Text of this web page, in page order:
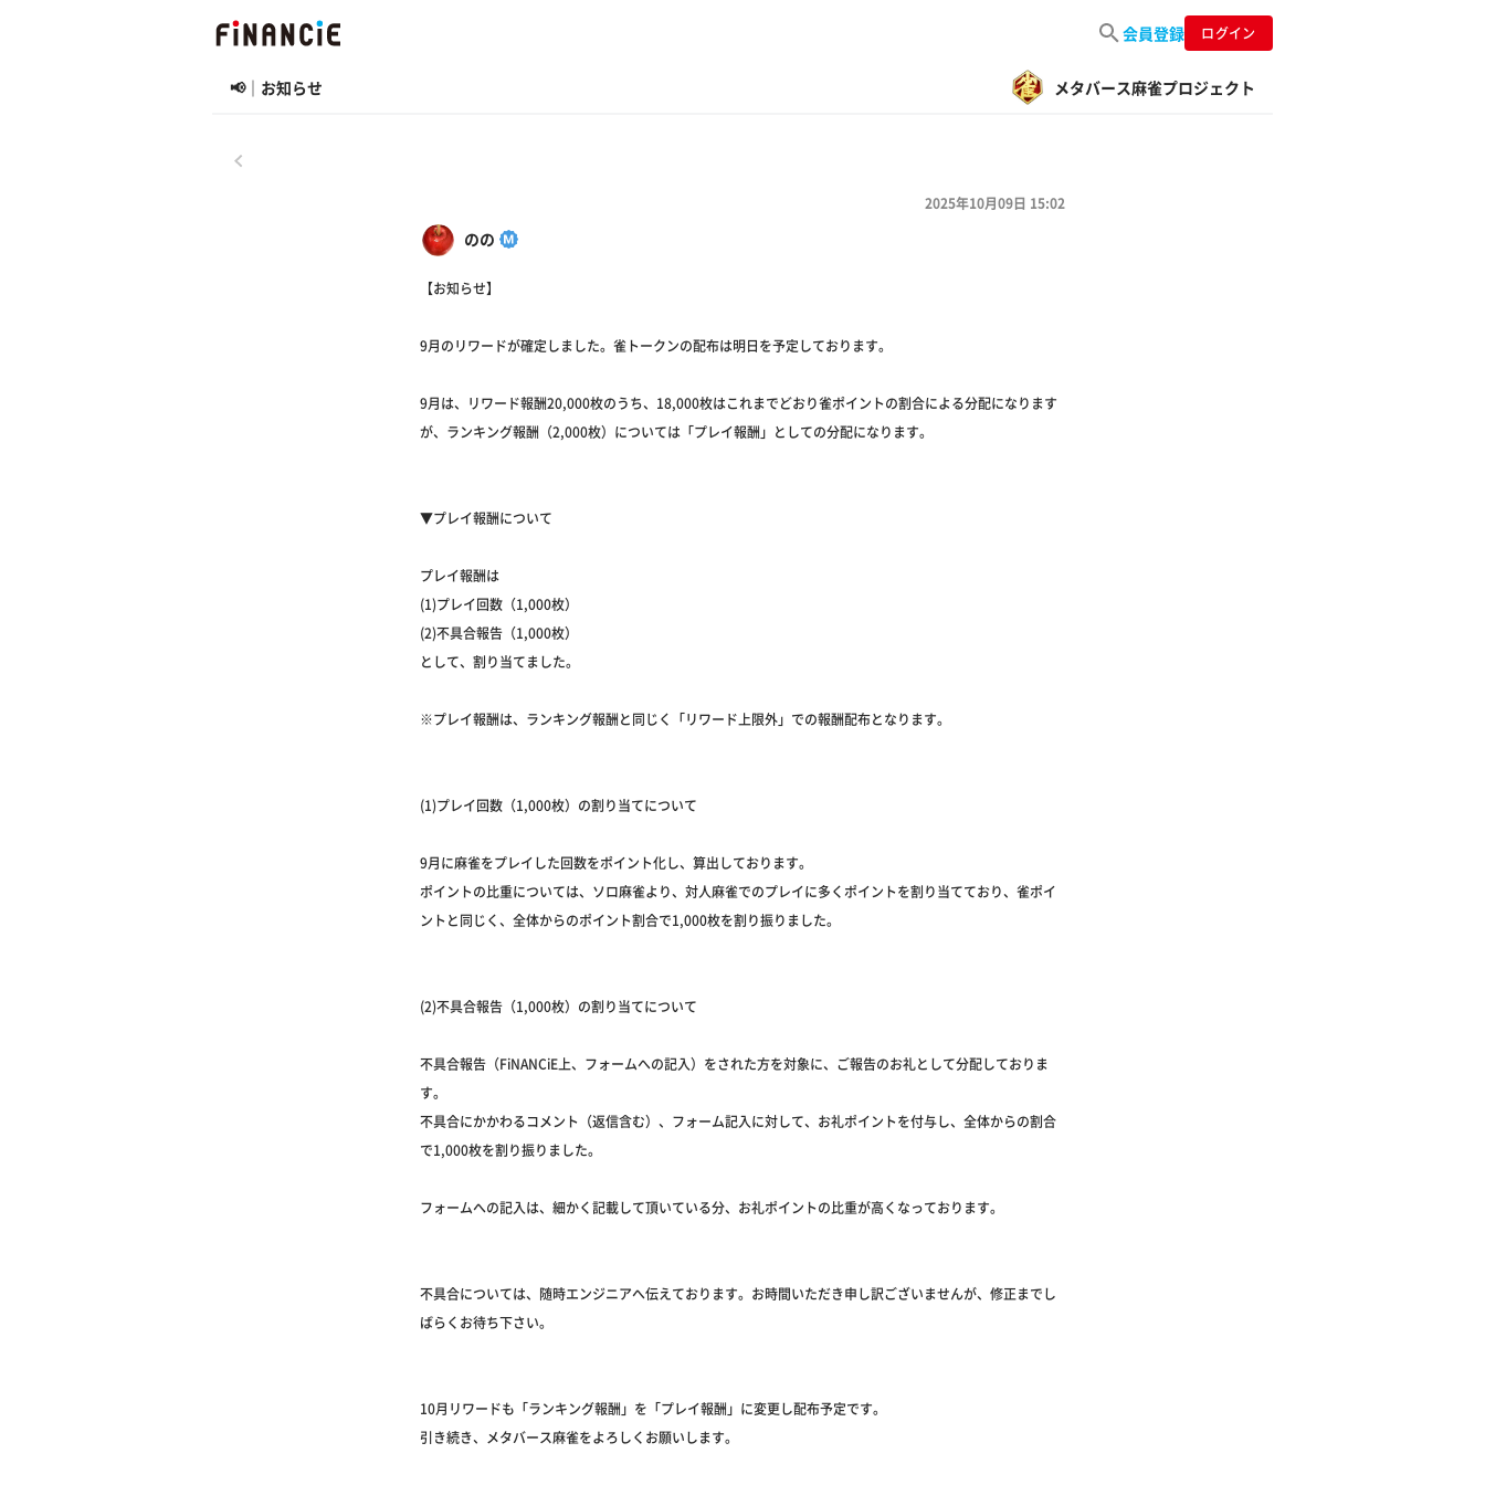
会員登録 ログイン
📢｜お知らせ メタバース麻雀プロジェクト
のの
2025年10月09日 15:02
【お知らせ】
9月のリワードが確定しました。雀トークンの配布は明日を予定しております。
9月は、リワード報酬20,000枚のうち、18,000枚はこれまでどおり雀ポイントの割合による分配になります
が、ランキング報酬（2,000枚）については「プレイ報酬」としての分配になります。
▼プレイ報酬について
プレイ報酬は
(1)プレイ回数（1,000枚）
(2)不具合報告（1,000枚）
として、割り当てました。
※プレイ報酬は、ランキング報酬と同じく「リワード上限外」での報酬配布となります。
(1)プレイ回数（1,000枚）の割り当てについて
9月に麻雀をプレイした回数をポイント化し、算出しております。
ポイントの比重については、ソロ麻雀より、対人麻雀でのプレイに多くポイントを割り当てており、雀ポイ
ントと同じく、全体からのポイント割合で1,000枚を割り振りました。
(2)不具合報告（1,000枚）の割り当てについて
不具合報告（FiNANCiE上、フォームへの記入）をされた方を対象に、ご報告のお礼として分配しておりま
す。
不具合にかかわるコメント（返信含む）、フォーム記入に対して、お礼ポイントを付与し、全体からの割合
で1,000枚を割り振りました。
フォームへの記入は、細かく記載して頂いている分、お礼ポイントの比重が高くなっております。
不具合については、随時エンジニアへ伝えております。お時間いただき申し訳ございませんが、修正までし
ばらくお待ち下さい。
10月リワードも「ランキング報酬」を「プレイ報酬」に変更し配布予定です。
引き続き、メタバース麻雀をよろしくお願いします。